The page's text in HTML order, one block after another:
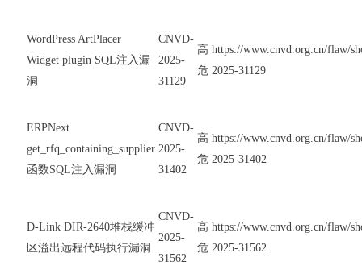
WordPress ArtPlacer
Widget plugin SQL注入漏
洞
CNVD-
2025-
31129
高
危
https://www.cnvd.org.cn/flaw/
2025-31129
ERPNext
get_rfq_containing_supplier
函数SQL注入漏洞
CNVD-
2025-
31402
高
危
https://www.cnvd.org.cn/flaw/
2025-31402
D-Link DIR-2640堆栈缓冲
区溢出远程代码执行漏洞
CNVD-
2025-
31562
高
危
https://www.cnvd.org.cn/flaw/
2025-31562